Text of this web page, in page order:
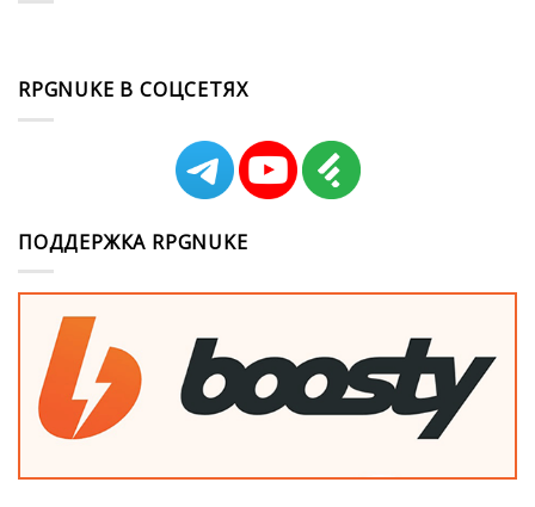
RPGNUKE В СОЦСЕТЯХ
ПОДДЕРЖКА RPGNUKE